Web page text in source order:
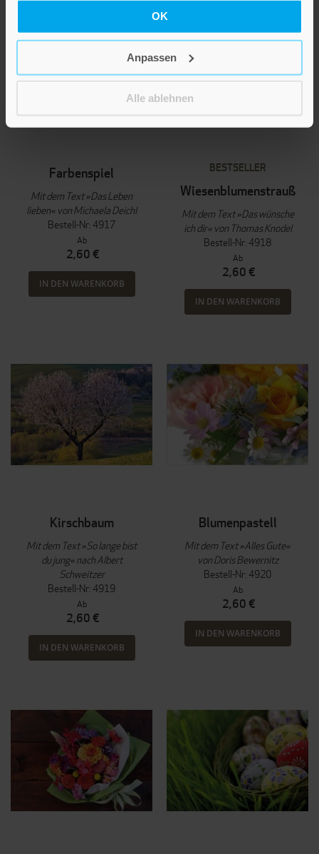
OK
Anpassen
Alle ablehnen
Farbenspiel
Mit dem Text »Das Leben
lieben« von Michaela Deichl
Bestell-Nr: 4917
Ab
2,60 €
IN DEN WARENKORB
BESTSELLER
Wiesenblumenstrauß
Mit dem Text »Das wünsche
ich dir« von Thomas Knodel
Bestell-Nr: 4918
Ab
2,60 €
IN DEN WARENKORB
Kirschbaum
Mit dem Text »So lange bist
du jung« nach Albert
Schweitzer
Bestell-Nr: 4919
Ab
2,60 €
IN DEN WARENKORB
Blumenpastell
Mit dem Text »Alles Gute«
von Doris Bewernitz
Bestell-Nr: 4920
Ab
2,60 €
IN DEN WARENKORB